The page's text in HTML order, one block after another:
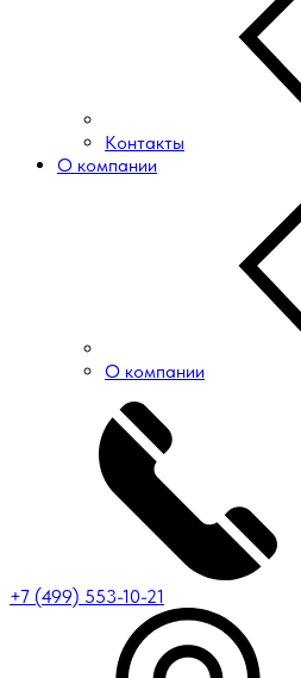
Контакты
О компании
О компании
+7 (499) 553-10-21